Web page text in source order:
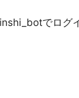
でログ